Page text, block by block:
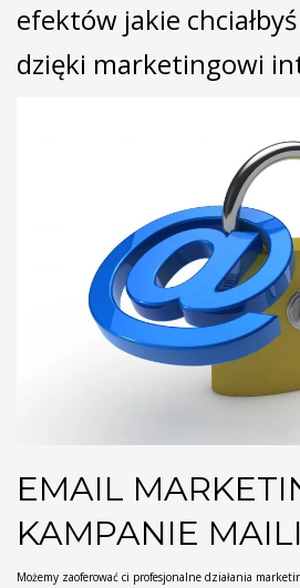
efektów jakie
dzięki marketingowi
EMAIL
KAMPANIE
Możemy zaoferować ci profesjonalne działania